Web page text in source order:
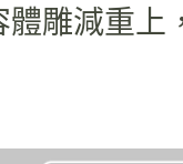
雕減重上